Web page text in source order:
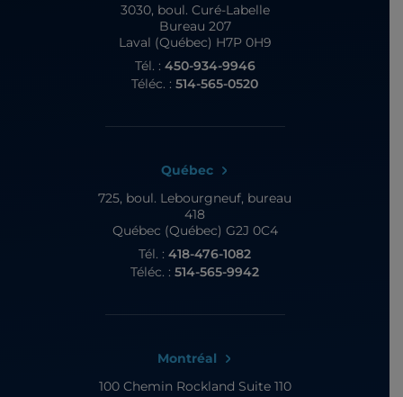
3030, boul. Curé-Labelle
Bureau 207
Laval (Québec) H7P 0H9
Tél. : 450-934-9946
Téléc. : 514-565-0520
Québec
725, boul. Lebourgneuf, bureau
418
Québec (Québec) G2J 0C4
Tél. : 418-476-1082
Téléc. : 514-565-9942
Montréal
100 Chemin Rockland Suite 110